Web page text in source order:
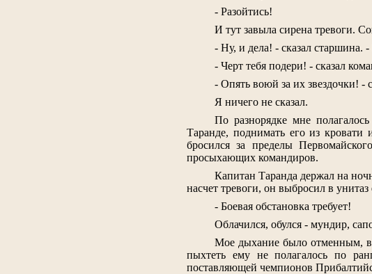
- Разойтись!
И тут завыла сирена тревоги.
- Ну, и дела! - сказал старшина.
- Черт тебя подери! - сказал
- Опять воюй за их звездочки! -
Я ничего не сказал.
По разнорядке мне
Таранде, поднимать его из
бросился за пределы
просыхающих командиров.
Капитан Таранда держал на
насчет тревоги, он выбросил в
- Боевая обстановка требует!
Облачился, обулся - мундир,
Мое дыхание было отменным,
пыхтеть ему не полагалось по
поставляющей чемпионов